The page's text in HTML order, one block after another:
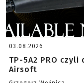
03.08.2026
TP-5A2 PRO czyli
Airsoft